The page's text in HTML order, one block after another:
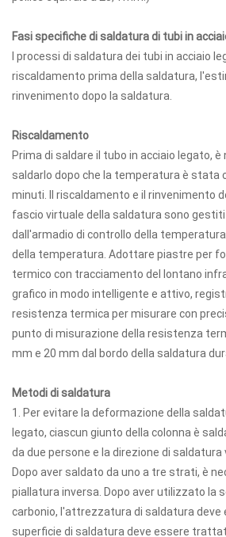
Fasi specifiche di saldatura di tubi in
I processi di saldatura dei tubi in acciaio
riscaldamento prima della saldatura,
rinvenimento dopo la saldatura.
Riscaldamento
Prima di saldare il tubo in acciaio legato,
saldarlo dopo che la temperatura è stata
minuti. Il riscaldamento e il rinvenimento
fascio virtuale della saldatura sono
dall'armadio di controllo della
della temperatura. Adottare piastre per
termico con tracciamento del lontano
grafico in modo intelligente e attivo,
resistenza termica per misurare con
punto di misurazione della resistenza
mm e 20 mm dal bordo della saldatura
Metodi di saldatura
1. Per evitare la deformazione della
legato, ciascun giunto della colonna è
da due persone e la direzione di saldatura
Dopo aver saldato da uno a tre strati, è
piallatura inversa. Dopo aver utilizzato la
carbonio, l'attrezzatura di saldatura deve
superficie di saldatura deve essere